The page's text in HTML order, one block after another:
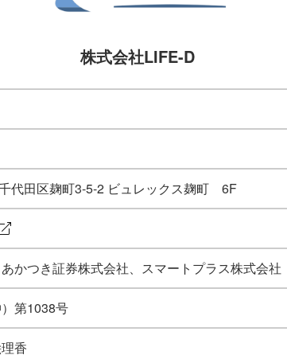
株式会社LIFE-D
代田区麹町3-5-2 ビュレックス麹町 6F
かつき証券株式会社、スマートプラス株式会社
第1038号
香